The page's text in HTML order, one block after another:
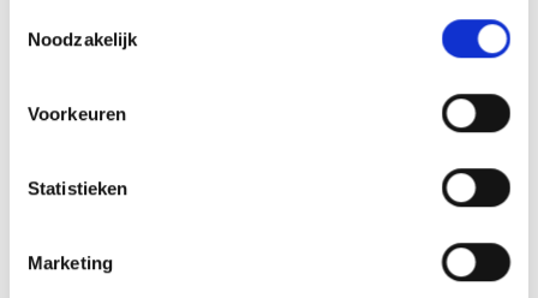
Noodzakelijk
Voorkeuren
Statistieken
Marketing
ontstaat. Het geeft mij veel voldoening als de
zijn/haar past. Ik werk daarom met veel
loopbaancoach
in Zaandam en omstreken.
🪜 Els is loopbaancoach en houdt zich bezig